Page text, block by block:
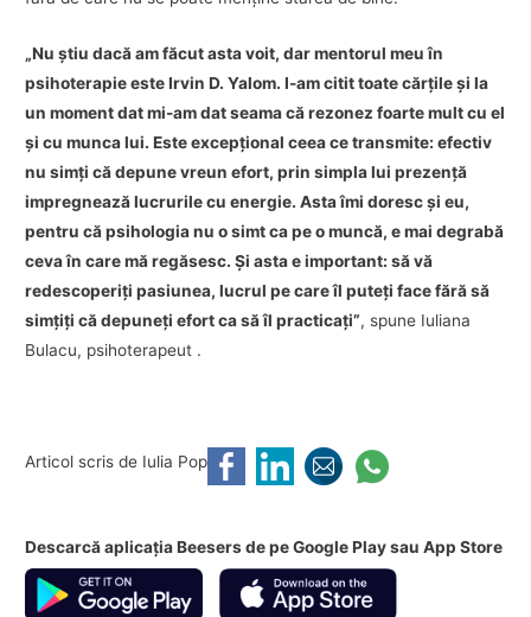
„Nu ştiu dacă am făcut asta voit, dar mentorul meu în
psihoterapie este Irvin D. Yalom. I-am citit toate cărţile şi la
un moment dat mi-am dat seama că rezonez foarte mult cu el
şi cu munca lui. Este excepţional ceea ce transmite: efectiv
nu simţi că depune vreun efort, prin simpla lui prezenţă
impregnează lucrurile cu energie. Asta îmi doresc şi eu,
pentru că psihologia nu o simt ca pe o muncă, e mai degrabă
ceva în care mă regăsesc. Şi asta e important: să vă
redescoperiţi pasiunea, lucrul pe care îl puteţi face fără să
simţiţi că depuneţi efort ca să îl practicaţi”, spune Iuliana
Bulacu, psihoterapeut .
Articol scris de Iulia Pop
Descarcă aplicația Beesers de pe Google Play sau App Store